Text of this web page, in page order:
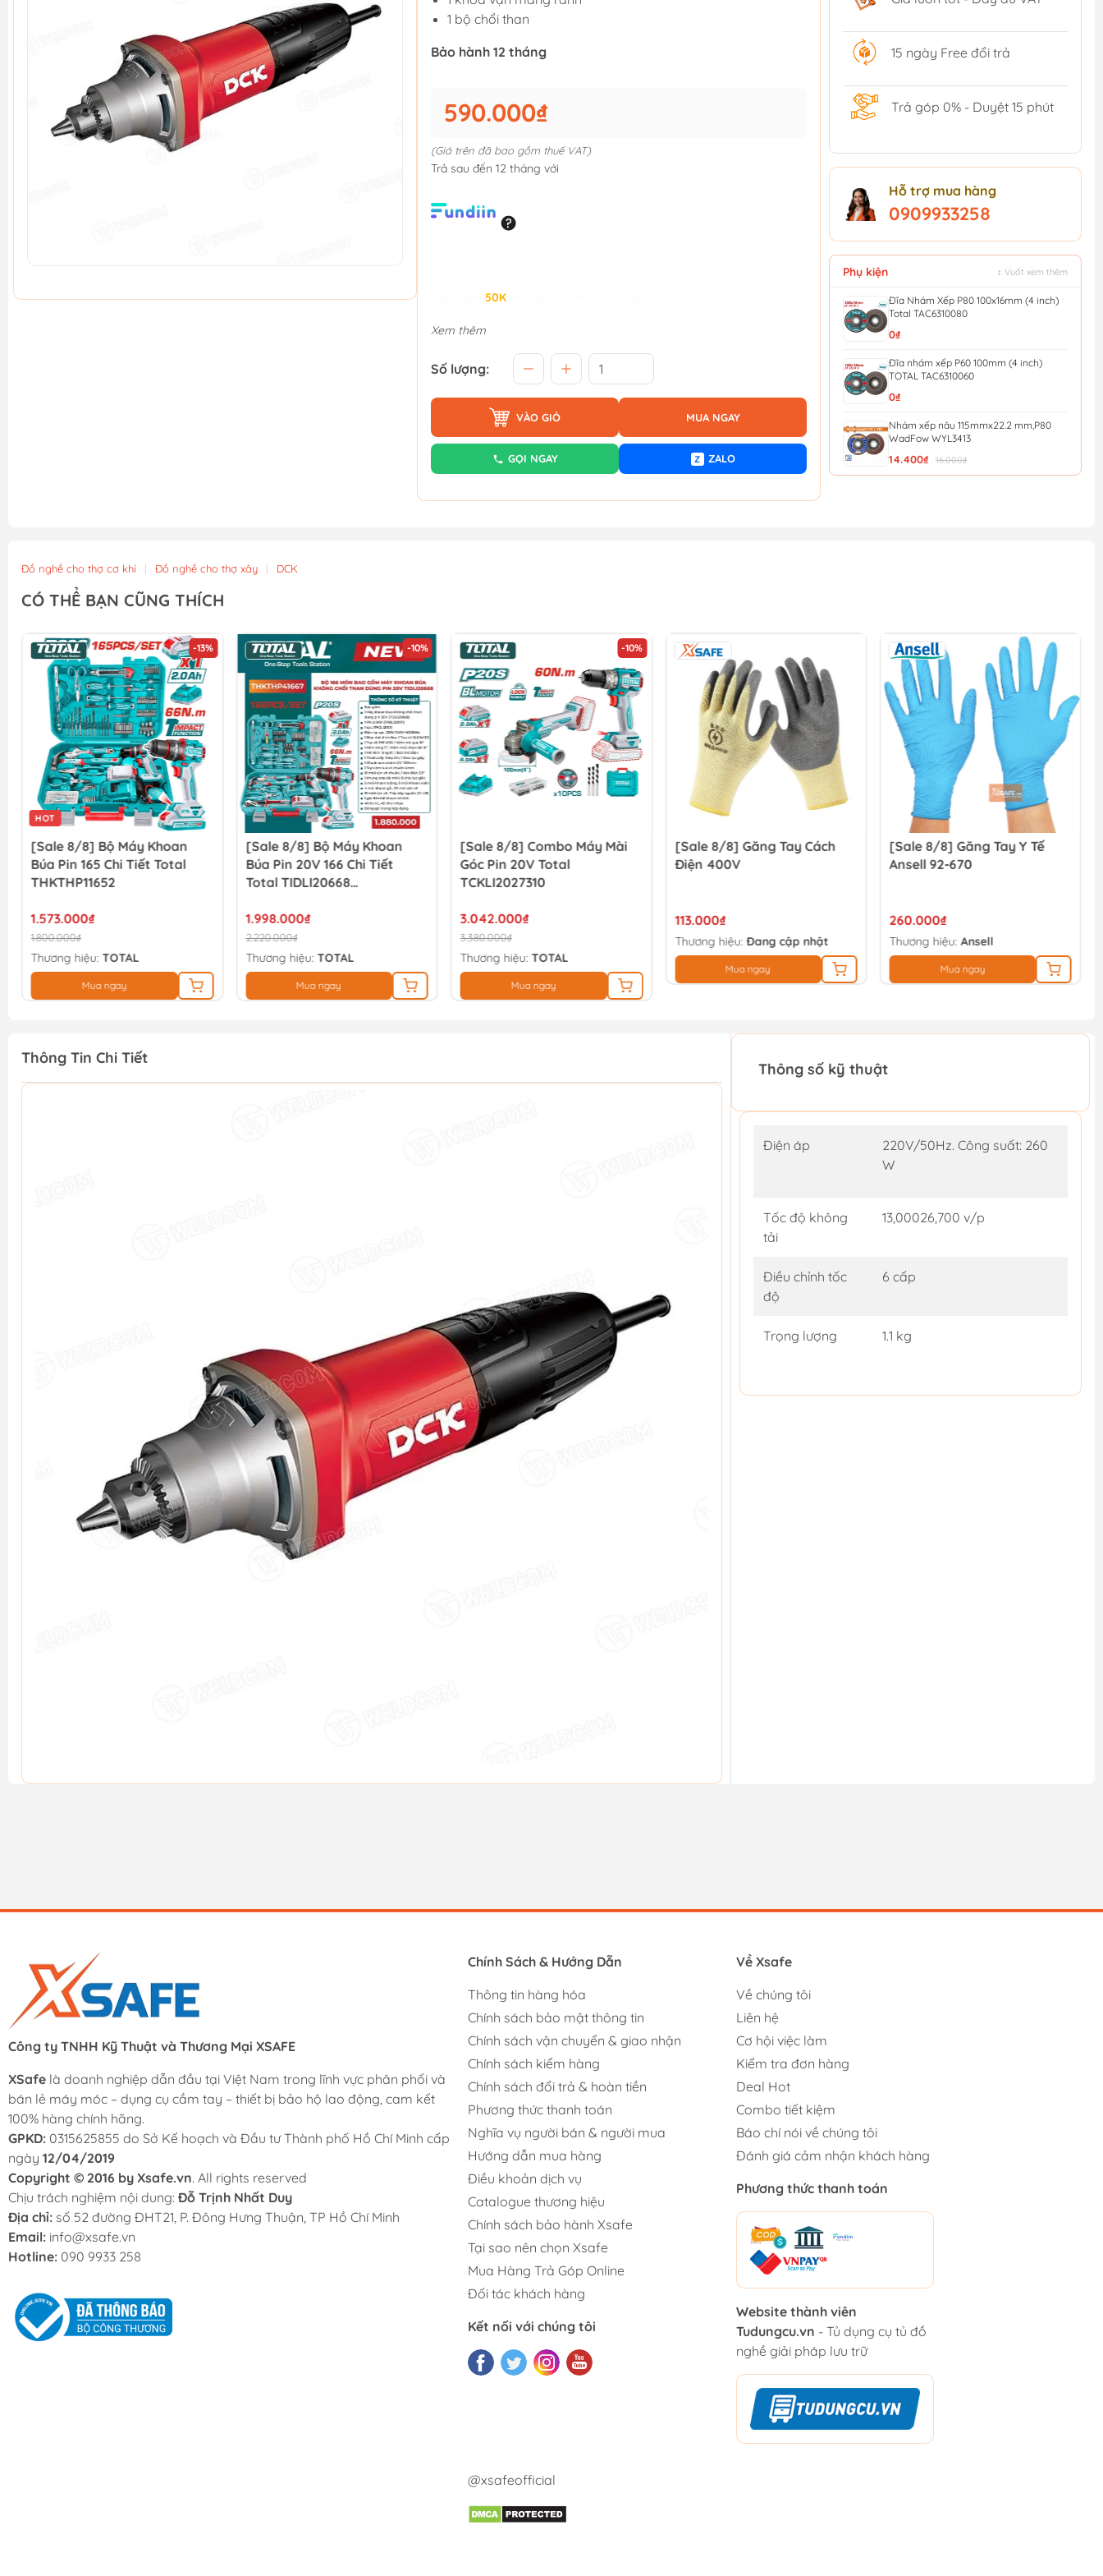
1 bộ chổi than
Bảo hành 12 tháng
590.000₫
(Giá trên đã bao gồm thuế VAT)
Trả sau đến 12 tháng với
50K
Xem thêm
Số lượng:
VÀO GIỎ MUA NGAY
GỌI NGAY Z ZALO
15 ngày Free đổi trả
Trả góp 0% - Duyệt 15 phút
Hỗ trợ mua hàng
0909933258
Phụ kiện ↕ Vuốt xem thêm
Đĩa Nhám Xếp P80 100x16mm (4 inch)
Total TAC6310080
0₫
Đĩa nhám xếp P60 100mm (4 inch)
TOTAL TAC6310060
0₫
Nhám xếp nâu 115mmx22.2 mm,P80
WadFow WYL3413
14.400₫ 16.000₫
13.500₫ 15.000₫
Đồ nghề cho thợ cơ khí | Đồ nghề cho thợ xây | DCK
CÓ THỂ BẠN CŨNG THÍCH
-13%
HOT
[Sale 8/8] Bộ Máy Khoan
Búa Pin 165 Chi Tiết Total
THKTHP11652
1.573.000₫
1.800.000₫
Thương hiệu: TOTAL
Mua ngay
-10%
[Sale 8/8] Bộ Máy Khoan
Búa Pin 20V 166 Chi Tiết
Total TIDLI20668
1.998.000₫
2.220.000₫
Thương hiệu: TOTAL
Mua ngay
-10%
[Sale 8/8] Combo Máy Mài
Góc Pin 20V Total
TCKLI2027310
3.042.000₫
3.380.000₫
Thương hiệu: TOTAL
Mua ngay
[Sale 8/8] Găng Tay Cách
Điện 400V
113.000₫
Thương hiệu:Đang cập nhật
Mua ngay
[Sale 8/8] Găng Tay Y Tế
Ansell 92-670
260.000₫
Thương hiệu:Ansell
Mua ngay
Thông Tin Chi Tiết
Thông số kỹ thuật
Điện áp
220V/50Hz. Công suất: 260
W
Tốc độ không
tải
13,00026,700 v/p
Điều chỉnh tốc
độ
6 cấp
Trọng lượng 1.1 kg
Công ty TNHH Kỹ Thuật và Thương Mại XSAFE
XSafe là doanh nghiệp dẫn đầu tại Việt Nam trong lĩnh vực phân phối và
bán lẻ máy móc – dụng cụ cầm tay – thiết bị bảo hộ lao động, cam kết
100% hàng chính hãng.
GPKD: 0315625855 do Sở Kế hoạch và Đầu tư Thành phố Hồ Chí Minh cấp
ngày 12/04/2019
Copyright © 2016 by Xsafe.vn. All rights reserved
Chịu trách nghiệm nội dung: Đỗ Trịnh Nhất Duy
Địa chỉ: số 52 đường ĐHT21, P. Đông Hưng Thuận, TP Hồ Chí Minh
Email: info@xsafe.vn
Hotline: 090 9933 258
Chính Sách & Hướng Dẫn
Thông tin hàng hóa
Chính sách bảo mật thông tin
Chính sách vận chuyển & giao nhận
Chính sách kiểm hàng
Chính sách đổi trả & hoàn tiền
Phương thức thanh toán
Nghĩa vụ người bán & người mua
Hướng dẫn mua hàng
Điều khoản dịch vụ
Catalogue thương hiệu
Chính sách bảo hành Xsafe
Tại sao nên chọn Xsafe
Mua Hàng Trả Góp Online
Đối tác khách hàng
Kết nối với chúng tôi
Về Xsafe
Về chúng tôi
Liên hệ
Cơ hội việc làm
Kiểm tra đơn hàng
Deal Hot
Combo tiết kiệm
Báo chí nói về chúng tôi
Đánh giá cảm nhận khách hàng
Phương thức thanh toán
Website thành viên
Tudungcu.vn - Tủ dụng cụ tủ đồ
nghề giải pháp lưu trữ
@xsafeofficial